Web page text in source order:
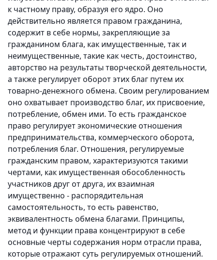
к частному праву, образуя его ядро. Оно
действительно является правом гражданина,
содержит в себе нормы, закрепляющие за
гражданином блага, как имущественные, так и
неимущественные, такие как честь, достоинство,
авторство на результаты творческой деятельности,
а также регулирует оборот этих благ путем их
товарно-денежного обмена. Своим регулированием
оно охватывает производство благ, их присвоение,
потребление, обмен ими. То есть гражданское
право регулирует экономические отношения
предпринимательства, коммерческого оборота,
потребления благ. Отношения, регулируемые
гражданским правом, характеризуются такими
чертами, как имущественная обособленность
участников друг от друга, их взаимная
имущественно - распорядительная
самостоятельность, то есть равенство,
эквивалентность обмена благами. Принципы,
метод и функции права концентрируют в себе
основные черты содержания норм отрасли права,
которые отражают суть регулируемых отношений.